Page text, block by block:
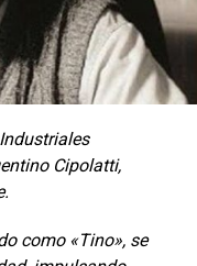
Cipolatti,
como «Tino», se